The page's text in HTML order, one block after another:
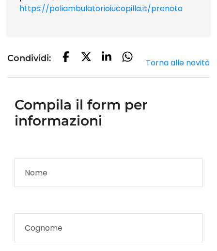
https://poliambulatorioiucopilla.it/prenota
Condividi: Torna alle novità
Compila il form per
informazioni